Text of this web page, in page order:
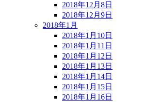
2018年12月8日
2018年12月9日
2018年1月
2018年1月10日
2018年1月11日
2018年1月12日
2018年1月13日
2018年1月14日
2018年1月15日
2018年1月16日